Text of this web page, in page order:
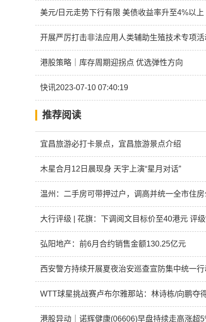
美元/日元走势下行有限 美债收益率升至4%以上
开展严厉打击非法应用人类辅助生殖技术专项
港股策略｜库存周期迎拐点 优选弹性方向
快讯2023-07-10 07:40:19
推荐阅读
宜昌旅游必打卡景点，宜昌旅游景点介绍
木星合月12日晨现身 天宇上演“星月对话”
温州：二手房可带押过户，调高并统一全市住
大行评级 | 花旗：下调阅文目标价至40港元 评级
弘阳地产：前6月合约销售金额130.25亿元
西安警方持续开展夏夜治安巡查宣防集中统一行
WTT球星挑战赛卢布尔雅那站：林诗栋/向鹏夺